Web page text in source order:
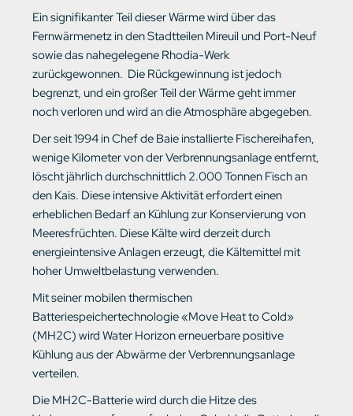
Ein signifikanter Teil dieser Wärme wird über das
Fernwärmenetz in den Stadtteilen Mireuil und Port-Neuf
sowie das nahegelegene Rhodia-Werk
zurückgewonnen. Die Rückgewinnung ist jedoch
begrenzt, und ein großer Teil der Wärme geht immer
noch verloren und wird an die Atmosphäre abgegeben.
Der seit 1994 in Chef de Baie installierte Fischereihafen,
wenige Kilometer von der Verbrennungsanlage entfernt,
löscht jährlich durchschnittlich 2.000 Tonnen Fisch an
den Kais. Diese intensive Aktivität erfordert einen
erheblichen Bedarf an Kühlung zur Konservierung von
Meeresfrüchten. Diese Kälte wird derzeit durch
energieintensive Anlagen erzeugt, die Kältemittel mit
hoher Umweltbelastung verwenden.
Mit seiner mobilen thermischen
Batteriespeichertechnologie «Move Heat to Cold»
(MH2C) wird Water Horizon erneuerbare positive
Kühlung aus der Abwärme der Verbrennungsanlage
verteilen.
Die MH2C-Batterie wird durch die Hitze des